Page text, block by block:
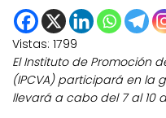
Vistas: 1799
El Instituto de Promoción
(IPCVA) participará en la
llevará a cabo del 7 al 10